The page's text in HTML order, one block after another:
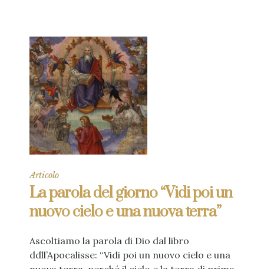
Articolo
La parola del giorno “Vidi poi un
nuovo cielo e una nuova terra”
Ascoltiamo la parola di Dio dal libro
ddll’Apocalisse: “Vidi poi un nuovo cielo e una